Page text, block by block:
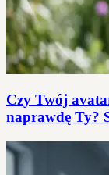
Czy Twój
naprawdę Ty?